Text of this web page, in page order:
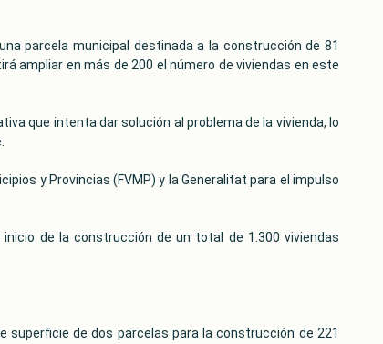
parcela municipal destinada a la construcción de 81
ampliar en más de 200 el número de viviendas en este
que intenta dar solución al problema de la vivienda, lo
y Provincias (FVMP) y la Generalitat para el impulso
de la construcción de un total de 1.300 viviendas
superficie de dos parcelas para la construcción de 221